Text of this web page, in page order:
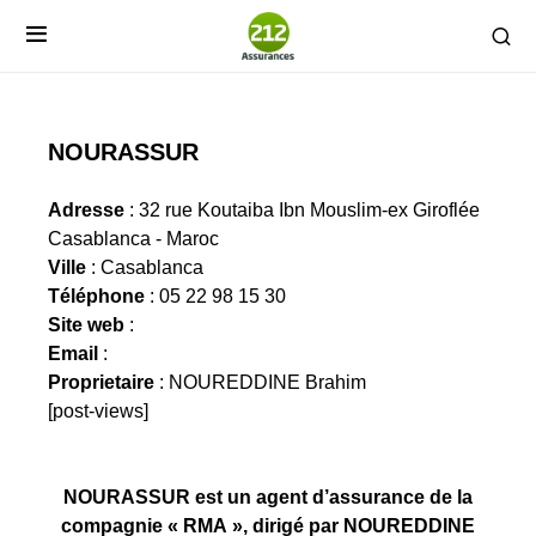
NOURASSUR
Adresse : 32 rue Koutaiba Ibn Mouslim-ex Giroflée
Casablanca - Maroc
Ville : Casablanca
Téléphone : 05 22 98 15 30
Site web :
Email :
Proprietaire : NOUREDDINE Brahim
[post-views]
NOURASSUR est un agent d’assurance de la
compagnie « RMA », dirigé par NOUREDDINE